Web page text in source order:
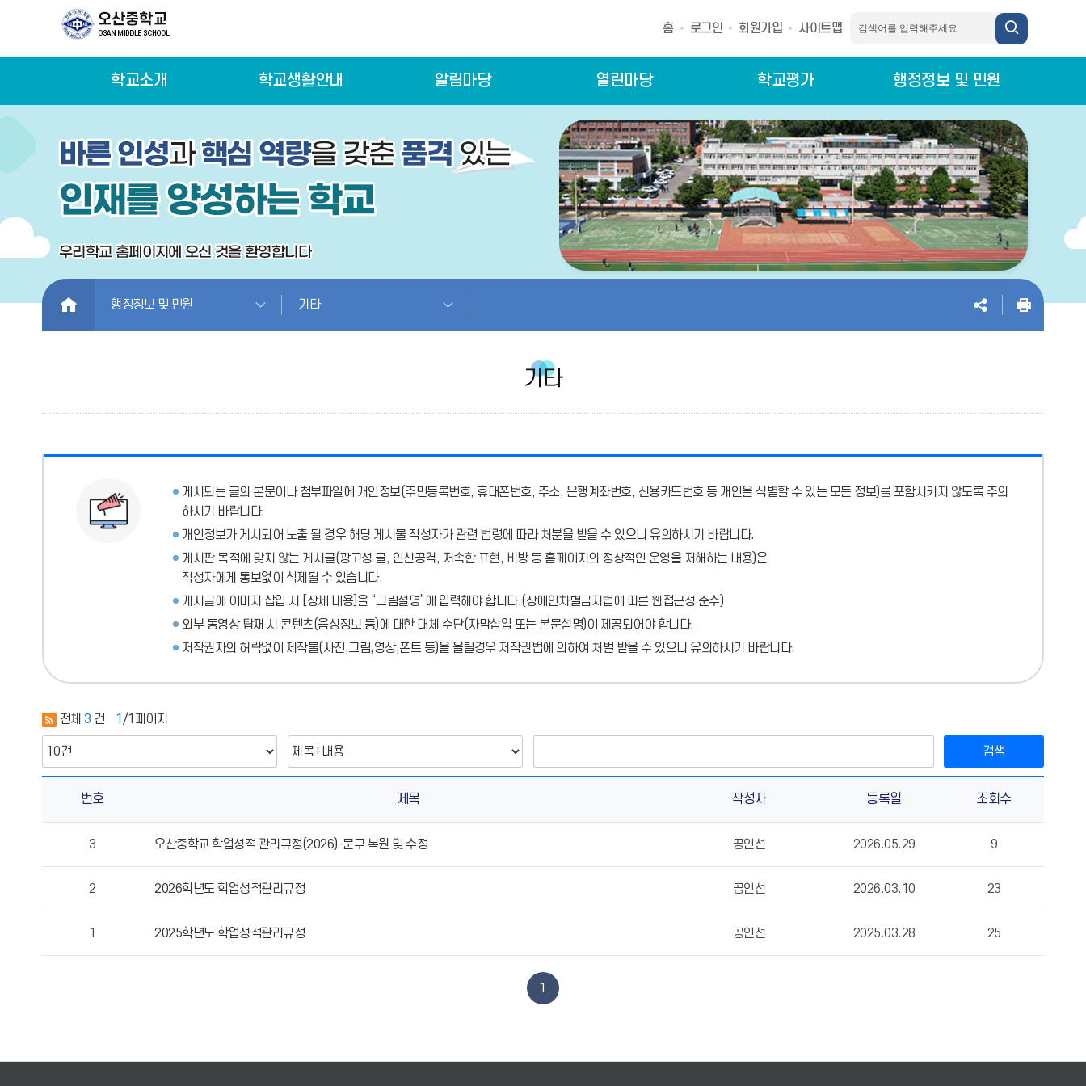
홈 로그인 회원가입 사이트맵
학교소개 학교생활안내 알림마당 열린마당 학교평가 행정정보 및 민원
HOME 행정정보 및 민원 기타
기타
게시되는 글의 본문이나 첨부파일에 개인정보(주민등록번호, 휴대폰번호, 주소, 은행계좌번호, 신용카드번호 등 개인을 식별할 수 있는 모든 정보)를 포함시키지 않도록 주의
하시기 바랍니다.
개인정보가 게시되어 노출 될 경우 해당 게시물 작성자가 관련 법령에 따라 처분을 받을 수 있으니 유의하시기 바랍니다.
게시판 목적에 맞지 않는 게시글(광고성 글, 인신공격, 저속한 표현, 비방 등 홈페이지의 정상적인 운영을 저해하는 내용)은
작성자에게 통보없이 삭제될 수 있습니다.
게시글에 이미지 삽입 시 [상세 내용]을 “그림설명”에 입력해야 합니다.(장애인차별금지법에 따른 웹접근성 준수)
외부 동영상 탑재 시 콘텐츠(음성정보 등)에 대한 대체 수단(자막삽입 또는 본문설명)이 제공되어야 합니다.
저작권자의 허락없이 제작물(사진,그림,영상,폰트 등)을 올릴경우 저작권법에 의하여 처벌 받을 수 있으니 유의하시기 바랍니다.
전체 3 건 1 /1페이지
검색
의
시
자,
번호 제목 작성자 등록일 조회수
3 오산중학교 학업성적 관리규정(2026)-문구 복원 및 수정 공인선 2026.05.29 9
2 2026학년도 학업성적관리규정 공인선 2026.03.10 23
1 2025학년도 학업성적관리규정 공인선 2025.03.28 25
1